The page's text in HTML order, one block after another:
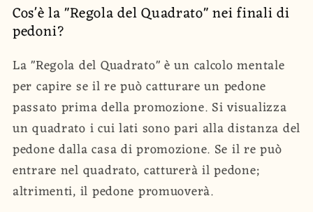
Cos'è la "Regola del Quadrato" nei finali di
pedoni?
La "Regola del Quadrato" è un calcolo mentale
per capire se il re può catturare un pedone
passato prima della promozione. Si visualizza
un quadrato i cui lati sono pari alla distanza del
pedone dalla casa di promozione. Se il re può
entrare nel quadrato, catturerà il pedone;
altrimenti, il pedone promuoverà.